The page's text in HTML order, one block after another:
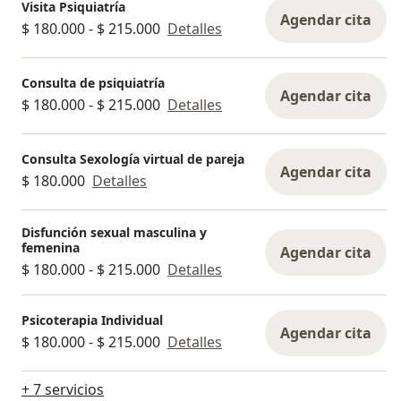
Visita Psiquiatría
$ 180.000 - $ 215.000 Detalles Agendar cita
Consulta de psiquiatría
$ 180.000 - $ 215.000 Detalles Agendar cita
Consulta Sexología virtual de pareja
$ 180.000 Detalles Agendar cita
Disfunción sexual masculina y
femenina
$ 180.000 - $ 215.000 Detalles
Agendar cita
Psicoterapia Individual
$ 180.000 - $ 215.000 Detalles Agendar cita
+ 7 servicios